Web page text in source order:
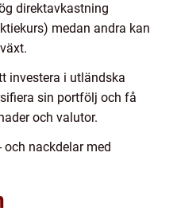
direktavkastning
medan andra kan
investera i utländska
sin portfölj och få
och valutor.
nackdelar med